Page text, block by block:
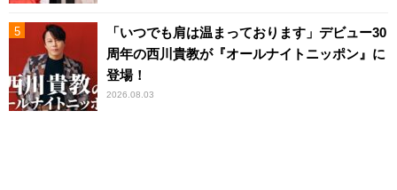
「いつでも肩は温まっております」デビュー30
周年の西川貴教が『オールナイトニッポン』に
登場！
2026.08.03